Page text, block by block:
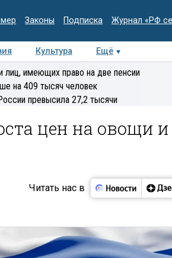
Законы Подписка Журнал «РФ
Культура
Ещё
Интервью Колумнисты
лиц, имеющих право на две пенсии
на 409 тысяч человек
превысила 27,2 тысячи
цен на овощи и
Читать нас в